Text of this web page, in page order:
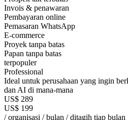
Invois & penawaran
Pembayaran online
Pemasaran WhatsApp
E-commerce
Proyek tanpa batas
Papan tanpa batas
terpopuler
Professional
Ideal untuk perusahaan yang ingin
dan AI di mana-mana
US$ 289
US$ 199
/ organisasi / bulan / ditagih tiap bulan